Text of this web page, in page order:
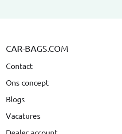
CAR-BAGS.COM
Contact
Ons concept
Blogs
Vacatures
Dealer account